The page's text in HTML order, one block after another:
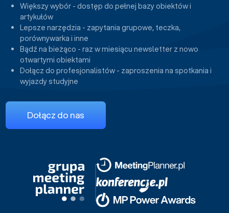
Większy wybór - dostęp do pełnej bazy obiektów i
artykułów
Lepsze narzędzia - zapytania grupowe, teczka,
porównywarka i inne
Bądź na bieżąco - raz w miesiącu newsletter z nowo
otwartymi obiektami
Dołącz do profesjonalistów - zaproszenia na spotkania i
wyjazdy studyjne
Dołącz do nas